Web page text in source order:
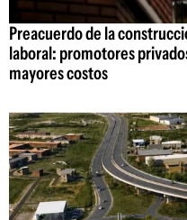
Preacuerdo de la
laboral: promotores
mayores costos